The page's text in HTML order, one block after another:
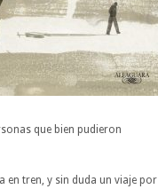
que bien pudieron
en tren, y sin duda un viaje por